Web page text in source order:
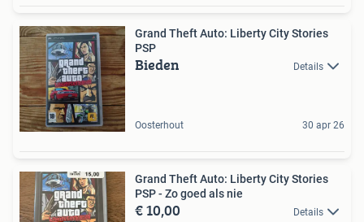
Grand Theft Auto: Liberty City Stories
PSP
Bieden Details
Oosterhout 30 apr 26
Grand Theft Auto: Liberty City Stories
PSP - Zo goed als nie
€ 10,00 Details